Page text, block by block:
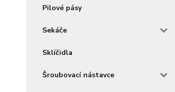
Pilové pásy
Sekáče
Sklíčidla
Šroubovací nástavce